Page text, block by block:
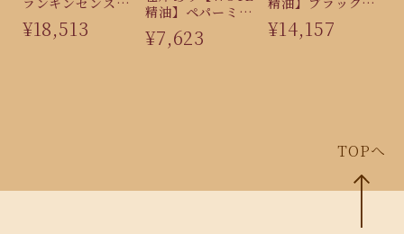
（15ml）
¥18,513
精油】ペパーミン
トUSA 陰陽中庸
（15ml）
¥7,623
ランキンセンス
（15ml）
¥14,157
TOPへ